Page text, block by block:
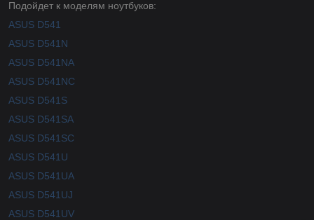
Подойдет к моделям ноутбуков:
ASUS D541
ASUS D541N
ASUS D541NA
ASUS D541NC
ASUS D541S
ASUS D541SA
ASUS D541SC
ASUS D541U
ASUS D541UA
ASUS D541UJ
ASUS D541UV